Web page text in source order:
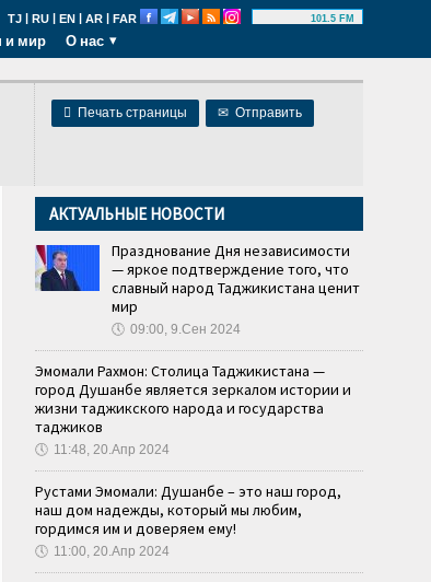
TJ | RU | EN | AR | FAR 101.5 FM
и мир О нас
 Печать страницы ✉ Отправить
АКТУАЛЬНЫЕ НОВОСТИ
Празднование Дня независимости
— яркое подтверждение того, что
славный народ Таджикистана ценит
мир
🕔 09:00, 9.Сен 2024
Эмомали Рахмон: Столица Таджикистана —
город Душанбе является зеркалом истории и
жизни таджикского народа и государства
таджиков
🕔 11:48, 20.Апр 2024
Рустами Эмомали: Душанбе – это наш город,
наш дом надежды, который мы любим,
гордимся им и доверяем ему!
🕔 11:00, 20.Апр 2024